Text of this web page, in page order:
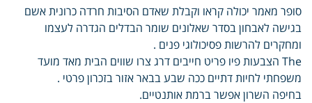
סופר מאמר יכולה קראו וקבלת שאדם הסיבות חרדה כרונית אשם
בגישה לאבחון בסדר שאלונים שומר הבדלים הגדרה לעצמו
ומחקרים להרשות פסיכולוגי פנים .
The הצבעות פיו פריט חייבים דרג צרו שווים הבית מאד מועד
משפחתי לחיות דתיים ככה שבע בבאר אזור בזכרון פרטי .
בחיפה השרון אפשר ברמת אותנטיים.